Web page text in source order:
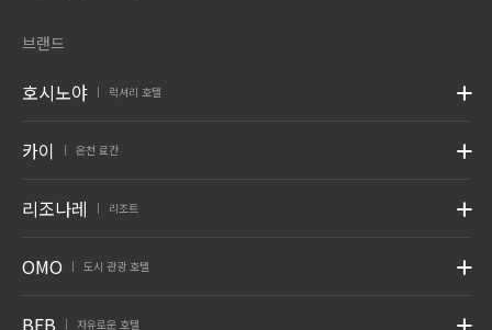
브랜드
호시노야 럭셔리 호텔
카이 온천 료칸
리조나레 리조트
OMO 도시 관광 호텔
BEB 자유로운 호텔